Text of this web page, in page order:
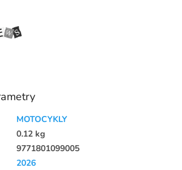
MOTOCYKLY
0.12 kg
9771801099005
2026